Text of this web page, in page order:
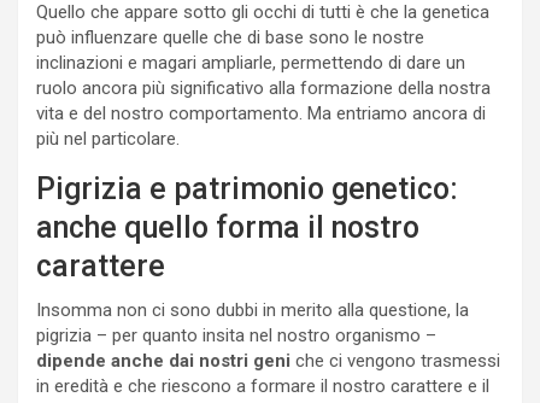
Quello che appare sotto gli occhi di tutti è che la genetica
può influenzare quelle che di base sono le nostre
inclinazioni e magari ampliarle, permettendo di dare un
ruolo ancora più significativo alla formazione della nostra
vita e del nostro comportamento. Ma entriamo ancora di
più nel particolare.
Pigrizia e patrimonio genetico:
anche quello forma il nostro
carattere
Insomma non ci sono dubbi in merito alla questione, la
pigrizia – per quanto insita nel nostro organismo –
dipende anche dai nostri geni che ci vengono trasmessi
in eredità e che riescono a formare il nostro carattere e il